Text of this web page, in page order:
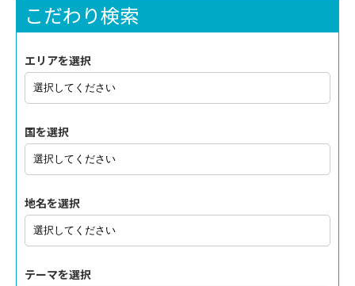
こだわり検索
エリアを選択
国を選択
地名を選択
テーマを選択